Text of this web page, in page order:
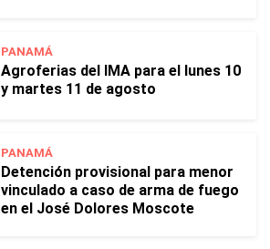
PANAMÁ
Agroferias del IMA para el lunes 10
y martes 11 de agosto
PANAMÁ
Detención provisional para menor
vinculado a caso de arma de fuego
en el José Dolores Moscote